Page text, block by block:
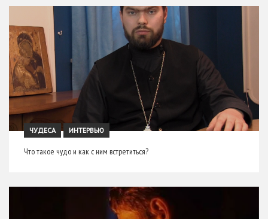
ЧУДЕСА ИНТЕРВЬЮ
Что такое чудо и как с ним встретиться?